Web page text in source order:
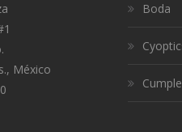
México
Boda